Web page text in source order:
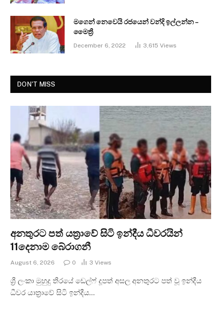
මගෙන් නෙවෙයි රජයෙන් වන්දි ඉල්ලන්න –
මෛත්‍රී
December 6, 2022 3,615 Views
DON'T MISS
අනතුරට පත් යත්‍රාවේ සිටි ඉන්දීය ධීවරයින්
11දෙනාම බේරාගනී
August 6, 2026 0 3 Views
ශ්‍රී ලංකා මුහුදු තීරයේ ඩෙල්ෆ් දූපත් අසල අනතුරට පත් වූ ඉන්දීය
ධීවර යාත්‍රාවේ සිටි ඉන්දීය…